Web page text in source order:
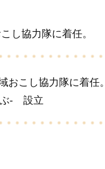
し協力隊に着任。
おこし協力隊に着任。
ぶ- 設立